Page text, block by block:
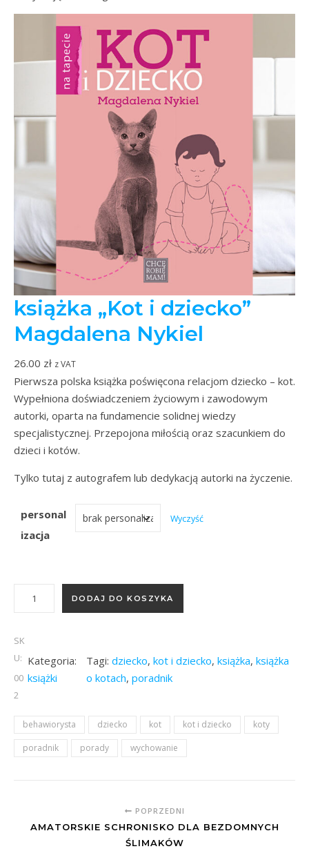
książka „Kot i dziecko”
Magdalena Nykiel
26.00 zł z VAT
Pierwsza polska książka poświęcona relacjom dziecko – kot.
Wypełniona doświadczeniem życiowym i zawodowym
autorki, oparta na fundamencie solidnej wiedzy
specjalistycznej. Przepojona miłością oraz szacunkiem do
dzieci i kotów.
Tylko tutaj z autografem lub dedykacją autorki na życzenie.
personal
izacja
Wyczyść
DODAJ DO KOSZYKA
SK
U:
00
2
Kategoria:
książki
Tagi: dziecko, kot i dziecko, książka, książka
o kotach, poradnik
behawiorysta dziecko kot kot i dziecko
koty
poradnik
porady wychowanie
POPRZEDNI
AMATORSKIE SCHRONISKO DLA BEZDOMNYCH
ŚLIMAKÓW